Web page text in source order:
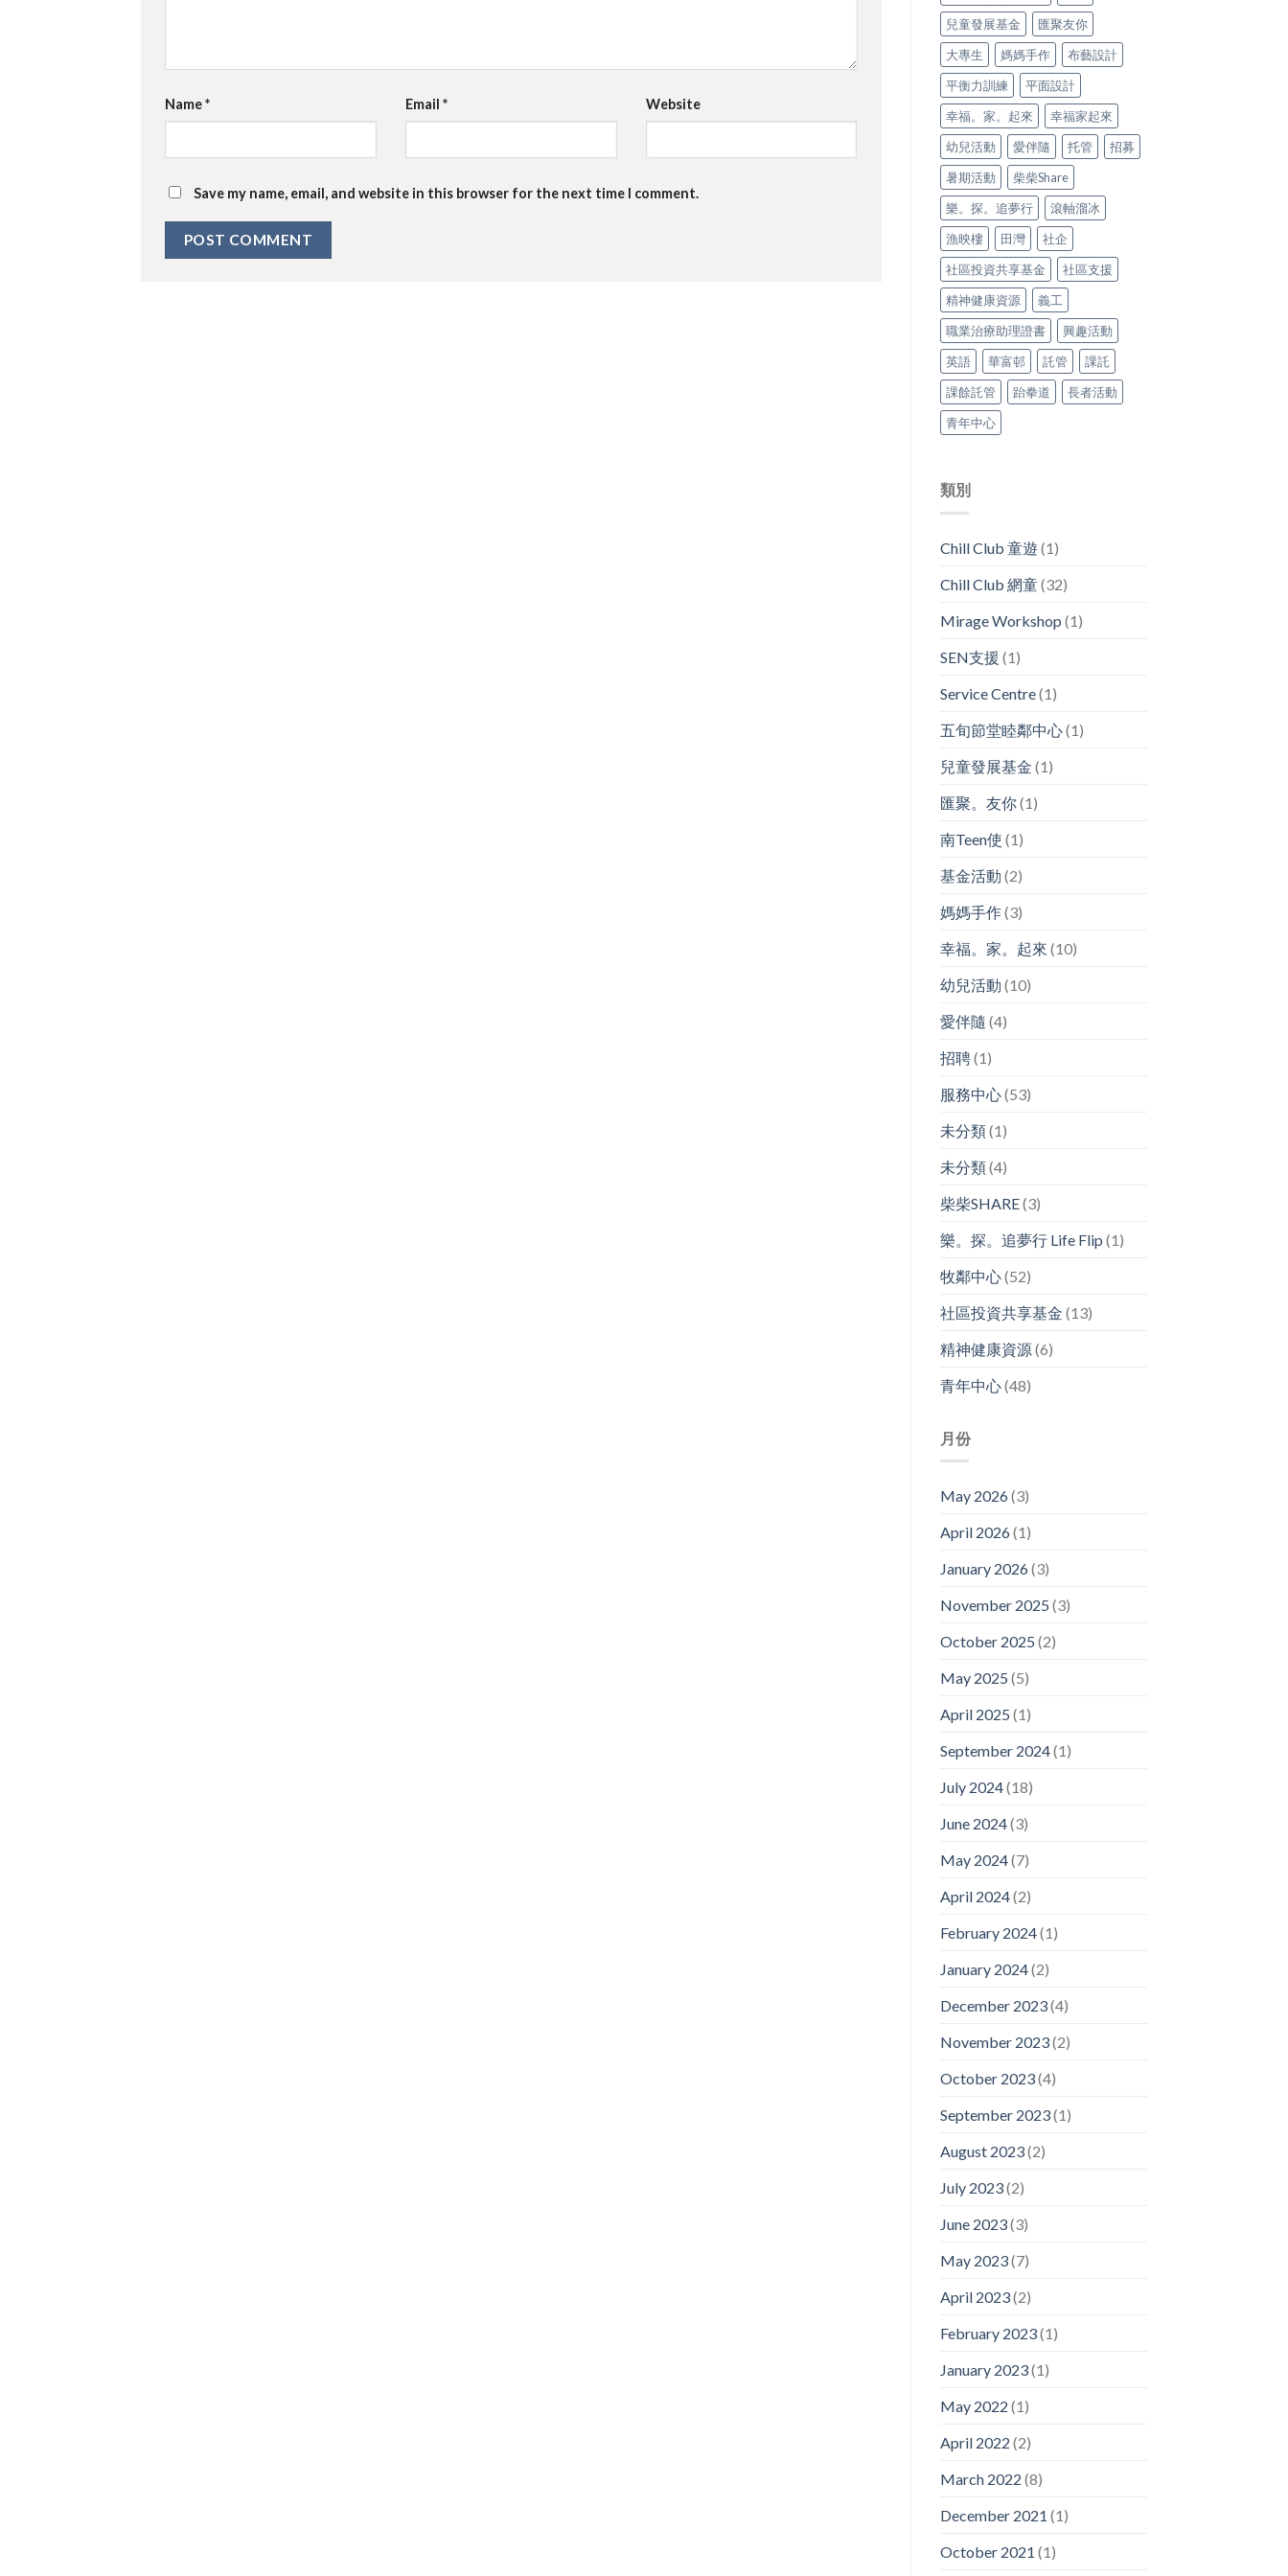
Name* Email * Website
Save my name, email, and website in this browser for the next time I comment.
兒童發展基金
匯聚友你
大專生
媽媽手作
布藝設計
平衡力訓練
平面設計
幸福。家。起來
幸福家起來
幼兒活動
愛伴隨 托管
招募
暑期活動
柴柴Share
樂。探。追夢行
滾軸溜冰
漁映樓
田灣
社企
社區投資共享基金
社區支援
精神健康資源
義工
職業治療助理證書
興趣活動
英語
華富邨 託管
課託
課餘託管
跆拳道
長者活動
青年中心
類別
Chill Club 童遊 (1)
Chill Club 網童(32)
Mirage Workshop (1)
SEN支援 (1)
Service Centre(1)
五旬節堂睦鄰中心(1)
兒童發展基金 (1)
匯聚。友你(1)
南Teen使 (1)
基金活動 (2)
媽媽手作(3)
幸福。家。起來 (10)
幼兒活動 (10)
愛伴隨 (4)
招聘(1)
服務中心(53)
未分類(1)
未分類(4)
柴柴SHARE(3)
樂。探。追夢行 Life Flip (1)
牧鄰中心(52)
社區投資共享基金 (13)
精神健康資源(6)
青年中心(48)
月份
May 2026(3)
April 2026(1)
January 2026(3)
November 2025 (3)
October 2025 (2)
May 2025 (5)
April 2025 (1)
September 2024(1)
July 2024(18)
June 2024(3)
May 2024(7)
April 2024(2)
February 2024(1)
January 2024(2)
December 2023(4)
November 2023(2)
October 2023(4)
September 2023(1)
August 2023(2)
July 2023(2)
June 2023(3)
May 2023(7)
April 2023(2)
February 2023(1)
January 2023(1)
May 2022 (1)
April 2022 (2)
March 2022 (8)
December 2021 (1)
October 2021 (1)